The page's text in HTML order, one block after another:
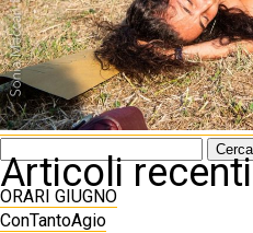
per:
Articoli recenti
ORARI GIUGNO
ConTantoAgio